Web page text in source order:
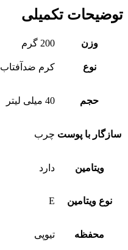
توضیحات تکمیلی
وزن 200 گرم
نوع کرم ضدآفتاب
حجم 40 میلی لیتر
سازگار با پوست چرب
ویتامین دارد
نوع ویتامین E
محفظه تیوپی